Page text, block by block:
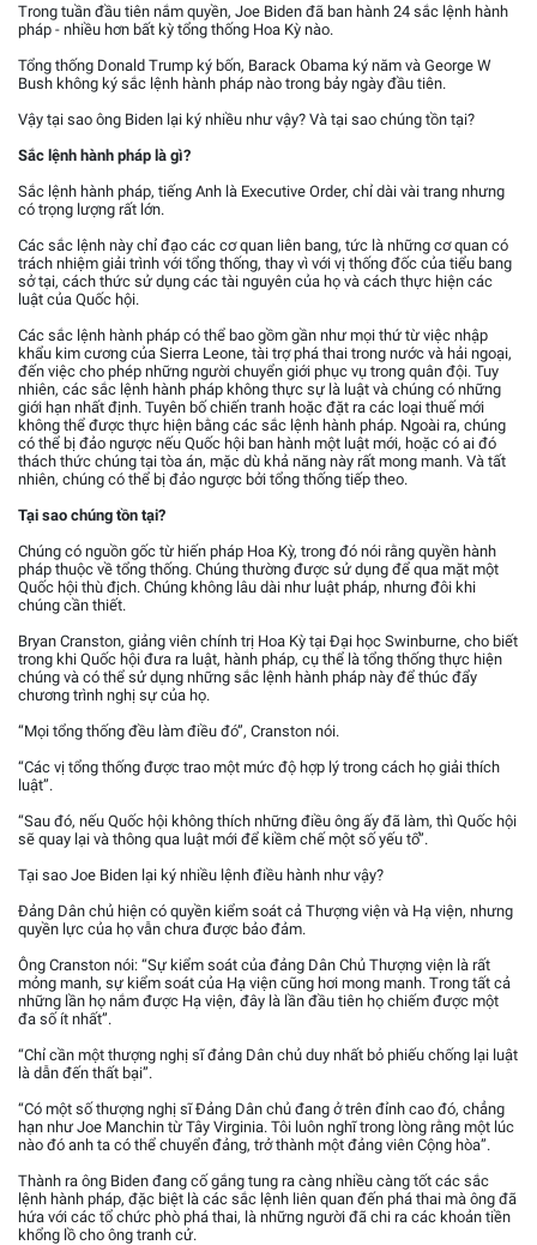
Trong tuần đầu tiên nắm quyền, Joe Biden đã ban hành 24 sắc lệnh hành
pháp - nhiều hơn bất kỳ tổng thống Hoa Kỳ nào.
Tổng thống Donald Trump ký bốn, Barack Obama ký năm và George W
Bush không ký sắc lệnh hành pháp nào trong bảy ngày đầu tiên.
Vậy tại sao ông Biden lại ký nhiều như vậy? Và tại sao chúng tồn tại?
Sắc lệnh hành pháp là gì?
Sắc lệnh hành pháp, tiếng Anh là Executive Order, chỉ dài vài trang nhưng
có trọng lượng rất lớn.
Các sắc lệnh này chỉ đạo các cơ quan liên bang, tức là những cơ quan có
trách nhiệm giải trình với tổng thống, thay vì với vị thống đốc của tiểu bang
sở tại, cách thức sử dụng các tài nguyên của họ và cách thực hiện các
luật của Quốc hội.
Các sắc lệnh hành pháp có thể bao gồm gần như mọi thứ từ việc nhập
khẩu kim cương của Sierra Leone, tài trợ phá thai trong nước và hải ngoại,
đến việc cho phép những người chuyển giới phục vụ trong quân đội. Tuy
nhiên, các sắc lệnh hành pháp không thực sự là luật và chúng có những
giới hạn nhất định. Tuyên bố chiến tranh hoặc đặt ra các loại thuế mới
không thể được thực hiện bằng các sắc lệnh hành pháp. Ngoài ra, chúng
có thể bị đảo ngược nếu Quốc hội ban hành một luật mới, hoặc có ai đó
thách thức chúng tại tòa án, mặc dù khả năng này rất mong manh. Và tất
nhiên, chúng có thể bị đảo ngược bởi tổng thống tiếp theo.
Tại sao chúng tồn tại?
Chúng có nguồn gốc từ hiến pháp Hoa Kỳ, trong đó nói rằng quyền hành
pháp thuộc về tổng thống. Chúng thường được sử dụng để qua mặt một
Quốc hội thù địch. Chúng không lâu dài như luật pháp, nhưng đôi khi
chúng cần thiết.
Bryan Cranston, giảng viên chính trị Hoa Kỳ tại Đại học Swinburne, cho biết
trong khi Quốc hội đưa ra luật, hành pháp, cụ thể là tổng thống thực hiện
chúng và có thể sử dụng những sắc lệnh hành pháp này để thúc đẩy
chương trình nghị sự của họ.
“Mọi tổng thống đều làm điều đó”, Cranston nói.
“Các vị tổng thống được trao một mức độ hợp lý trong cách họ giải thích
luật”.
“Sau đó, nếu Quốc hội không thích những điều ông ấy đã làm, thì Quốc hội
sẽ quay lại và thông qua luật mới để kiềm chế một số yếu tố”.
Tại sao Joe Biden lại ký nhiều lệnh điều hành như vậy?
Đảng Dân chủ hiện có quyền kiểm soát cả Thượng viện và Hạ viện, nhưng
quyền lực của họ vẫn chưa được bảo đảm.
Ông Cranston nói: “Sự kiểm soát của đảng Dân Chủ Thượng viện là rất
mỏng manh, sự kiểm soát của Hạ viện cũng hơi mong manh. Trong tất cả
những lần họ nắm được Hạ viện, đây là lần đầu tiên họ chiếm được một
đa số ít nhất”.
“Chỉ cần một thượng nghị sĩ đảng Dân chủ duy nhất bỏ phiếu chống lại luật
là dẫn đến thất bại”.
“Có một số thượng nghị sĩ Đảng Dân chủ đang ở trên đỉnh cao đó, chẳng
hạn như Joe Manchin từ Tây Virginia. Tôi luôn nghĩ trong lòng rằng một lúc
nào đó anh ta có thể chuyển đảng, trở thành một đảng viên Cộng hòa”.
Thành ra ông Biden đang cố gắng tung ra càng nhiều càng tốt các sắc
lệnh hành pháp, đặc biệt là các sắc lệnh liên quan đến phá thai mà ông đã
hứa với các tổ chức phò phá thai, là những người đã chi ra các khoản tiền
khổng lồ cho ông tranh cử.